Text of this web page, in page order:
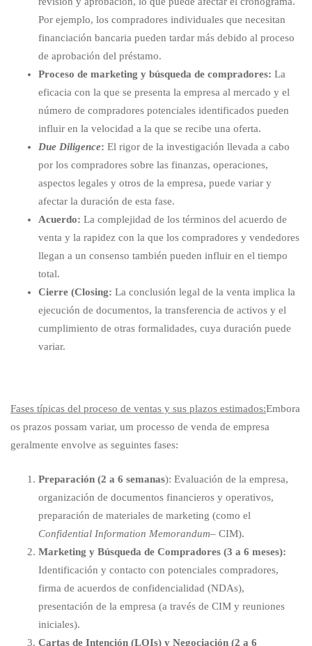
Por ejemplo, los compradores individuales que necesitan
financiación bancaria pueden tardar más debido al proceso
de aprobación del préstamo.
Proceso de marketing y búsqueda de compradores: La
eficacia con la que se presenta la empresa al mercado y el
número de compradores potenciales identificados pueden
influir en la velocidad a la que se recibe una oferta.
Due Diligence: El rigor de la investigación llevada a cabo
por los compradores sobre las finanzas, operaciones,
aspectos legales y otros de la empresa, puede variar y
afectar la duración de esta fase.
Acuerdo: La complejidad de los términos del acuerdo de
venta y la rapidez con la que los compradores y vendedores
llegan a un consenso también pueden influir en el tiempo
total.
Cierre (Closing: La conclusión legal de la venta implica la
ejecución de documentos, la transferencia de activos y el
cumplimiento de otras formalidades, cuya duración puede
variar.
Fases típicas del proceso de ventas y sus plazos estimados:Embora
os prazos possam variar, um processo de venda de empresa
geralmente envolve as seguintes fases:
Preparación (2 a 6 semanas): Evaluación de la empresa,
organización de documentos financieros y operativos,
preparación de materiales de marketing (como el
Confidential Information Memorandum– CIM).
Marketing y Búsqueda de Compradores (3 a 6 meses):
Identificación y contacto con potenciales compradores,
firma de acuerdos de confidencialidad (NDAs),
presentación de la empresa (a través de CIM y reuniones
iniciales).
Cartas de Intención (LOIs) y Negociación (2 a 6